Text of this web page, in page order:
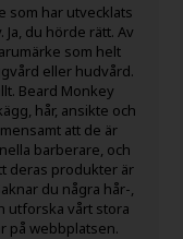
som har utvecklats
du hörde rätt. Av
som helt
eller hudvård.
Beard Monkey
hår, ansikte och
att de är
barberare, och
deras produkter är
du några hår-,
utforska vårt stora
på webbplatsen.